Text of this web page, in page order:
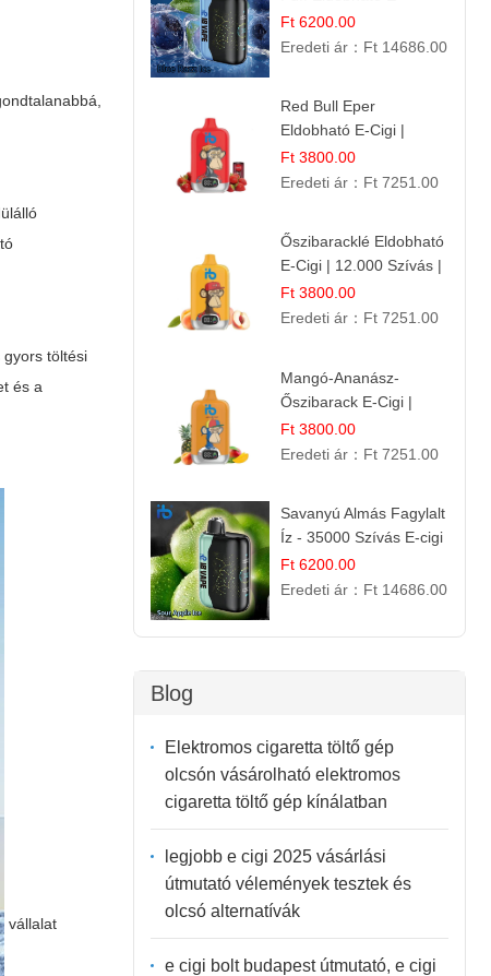
töltési
és a
vállalat
cigaretta | Élénkítő
Gyümölcsös
Ft 6200.00
Eredeti ár： Ft 14686.00
Red Bull Eper
Eldobható E-Cigi |
Energiaital Íz | Készülék
Használat
Ft 3800.00
Eredeti ár： Ft 7251.00
Őszibaracklé Eldobható
E-Cigi | 12.000 Szívás |
Frissítő Barack Íz
Ft 3800.00
Eredeti ár： Ft 7251.00
Mangó-Ananász-
Őszibarack E-Cigi |
12.000 Befújás |
Tropikus Gyümölcs Íz
Ft 3800.00
Eredeti ár： Ft 7251.00
Savanyú Almás Fagylalt
Íz - 35000 Szívás E-cigi
Ft 6200.00
Eredeti ár： Ft 14686.00
Blog
Elektromos cigaretta töltő gép
olcsón vásárolható elektromos
cigaretta töltő gép kínálatban
legjobb e cigi 2025 vásárlási
útmutató vélemények tesztek és
olcsó alternatívák
e cigi bolt budapest útmutató, e cigi